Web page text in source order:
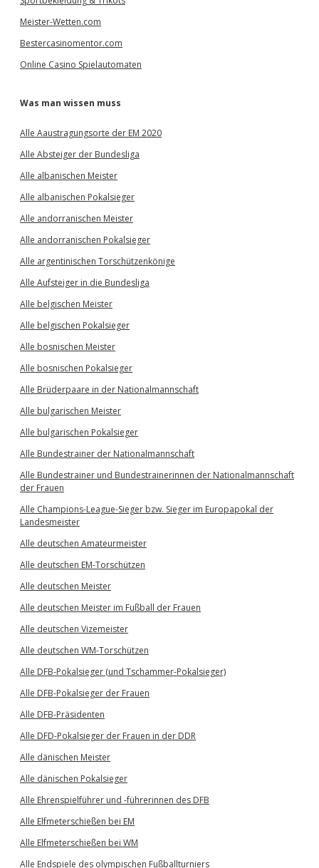
Meister-Wetten.com
Bestercasinomentor.com
Online Casino Spielautomaten
Was man wissen muss
Alle Aaustragungsorte der EM 2020
Alle Absteiger der Bundesliga
Alle albanischen Meister
Alle albanischen Pokalsieger
Alle andorranischen Meister
Alle andorranischen Pokalsieger
Alle argentinischen Torschützenkönige
Alle Aufsteiger in die Bundesliga
Alle belgischen Meister
Alle belgischen Pokalsieger
Alle bosnischen Meister
Alle bosnischen Pokalsieger
Alle Brüderpaare in der Nationalmannschaft
Alle bulgarischen Meister
Alle bulgarischen Pokalsieger
Alle Bundestrainer der Nationalmannschaft
Alle Bundestrainer und Bundestrainerinnen der Nationalmannschaft
der Frauen
Alle Champions-League-Sieger bzw. Sieger im Europapokal der
Landesmeister
Alle deutschen Amateurmeister
Alle deutschen EM-Torschützen
Alle deutschen Meister
Alle deutschen Meister im Fußball der Frauen
Alle deutschen Vizemeister
Alle deutschen WM-Torschützen
Alle DFB-Pokalsieger (und Tschammer-Pokalsieger)
Alle DFB-Pokalsieger der Frauen
Alle DFB-Präsidenten
Alle DFD-Pokalsieger der Frauen in der DDR
Alle dänischen Meister
Alle dänischen Pokalsieger
Alle Ehrenspielführer und -führerinnen des DFB
Alle Elfmeterschießen bei EM
Alle Elfmeterschießen bei WM
Alle Endspiele des olympischen Fußballturniers